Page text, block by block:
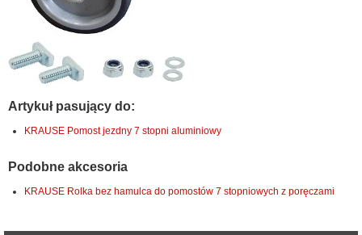
Artykuł pasujący do:
KRAUSE Pomost jezdny 7 stopni aluminiowy
Podobne akcesoria
KRAUSE Rolka bez hamulca do pomostów 7 stopniowych z poręczami